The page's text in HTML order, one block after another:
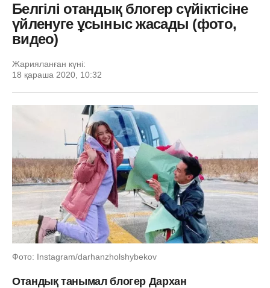
Белгілі отандық блогер сүйіктісіне
үйленуге ұсыныс жасады (фото,
видео)
Жарияланған күні:
18 қараша 2020, 10:32
Фото: Instagram/darhanzholshybekov
Отандық танымал блогер Дархан